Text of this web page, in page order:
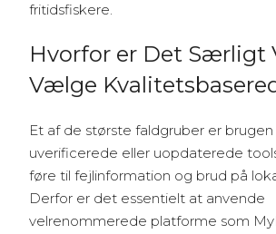
fritidsfiskere.
Hvorfor er Det Særligt
Vælge
Et af de største faldgruber er brugen
uverificerede eller uopdaterede
føre til fejlinformation og brud på
Derfor er det essentielt at anvende
velrenommerede platforme som